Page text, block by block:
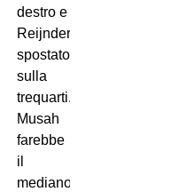
destro e
Reijnders
spostato
sulla
trequarti.
Musah
farebbe
il
mediano.